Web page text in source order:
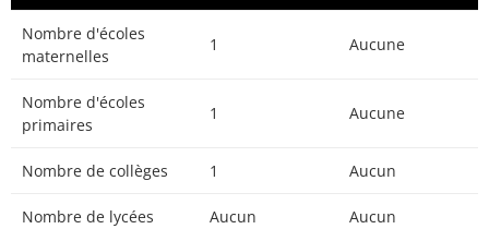
Nombre d'écoles
maternelles
1 Aucune
Nombre d'écoles
primaires
1 Aucune
Nombre de collèges 1 Aucun
Nombre de lycées Aucun Aucun